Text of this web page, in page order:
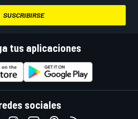
SUSCRIBIRSE
tus aplicaciones
sociales